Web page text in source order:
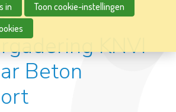
KNVI
Beton
in
Toon cookie-instellingen